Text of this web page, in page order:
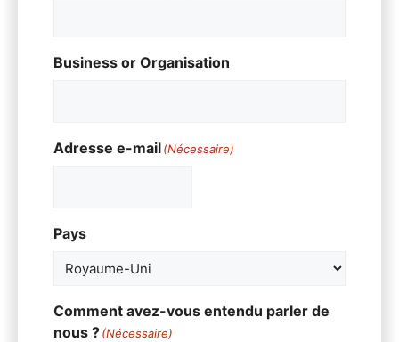
Business or Organisation
Adresse e-mail(Nécessaire)
Pays
Comment avez-vous entendu parler de
nous ?(Nécessaire)